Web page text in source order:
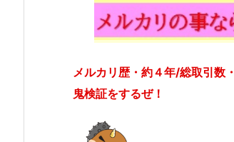
メルカリ歴・約４年/総取引数
鬼検証をするぜ！